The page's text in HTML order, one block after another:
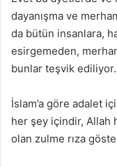
dayanışma ve
da bütün insanlara,
esirgemeden,
bunlar teşvik ediliyor.
İslam’a göre adalet
her şey içindir, Allah
olan zulme rıza